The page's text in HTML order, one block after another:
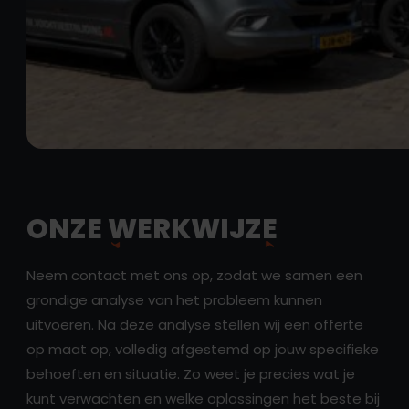
ONZEWERKWIJZE
Neem contact met ons op, zodat we samen een
grondige analyse van het probleem kunnen
uitvoeren. Na deze analyse stellen wij een offerte
op maat op, volledig afgestemd op jouw specifieke
behoeften en situatie. Zo weet je precies wat je
kunt verwachten en welke oplossingen het beste bij